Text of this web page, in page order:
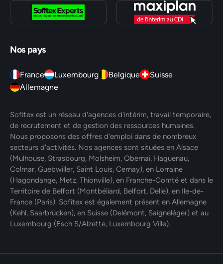
Nos pays
France Luxembourg Belgique
Suisse
Allemagne
Sofitex est un réseau d'agences d'intérim, travail temporaire,
de recrutement et de gestion des ressources humaines.
Nous proposons des offres d'emploi dans de nombreux
secteurs d'activités. Nos agences sont situées en Alsace
(Mulhouse, Strasbourg, Molsheim, Obernai, Haguenau,
Colmar, Guebwiller, Saint Louis, Cernay), en Lorraine
(Hagondange, Metz, Thionville), en Franche-Comté et dans le
Territoire de Belfort (Montbéliard, Belfort, Delle), en Ile-de-
France (Paris). Sofitex est également présent en Allemagne
(Kehl, Saarbrücken), en Suisse (Delémont, Saigneléger) et au
Luxembourg (Esch S/Alzette, Luxembourg Ville).